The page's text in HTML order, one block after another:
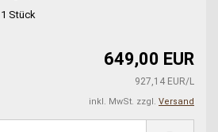
1Stück
649,00 EUR
927,14 EUR/L
inkl. MwSt. zzgl. Versand